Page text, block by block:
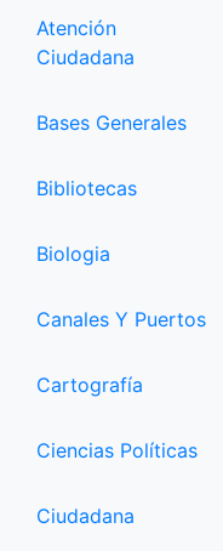
Atención
Ciudadana
Bases Generales
Bibliotecas
Biologia
Canales Y Puertos
Cartografía
Ciencias Políticas
Ciudadana